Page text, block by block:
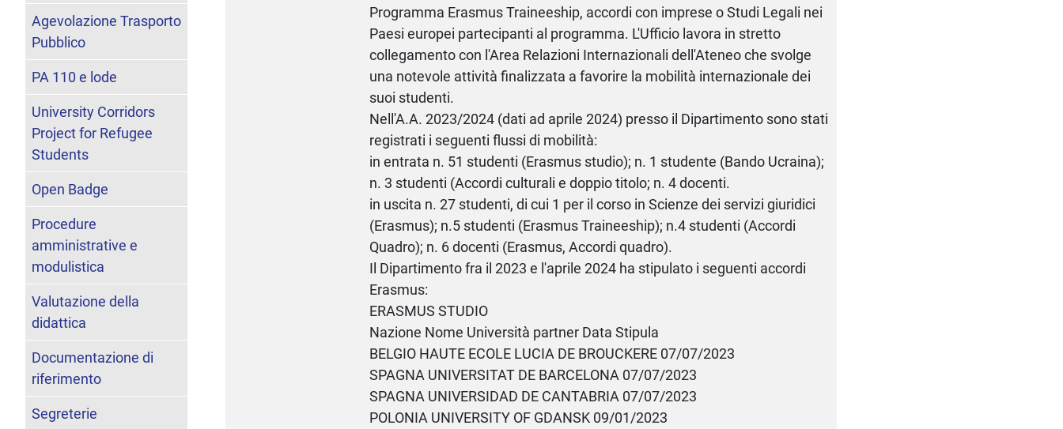
Programma Erasmus Traineeship, accordi con imprese o Studi Legali nei
Paesi europei partecipanti al programma. L'Ufficio lavora in stretto
collegamento con l'Area Relazioni Internazionali dell'Ateneo che svolge
una notevole attività finalizzata a favorire la mobilità internazionale dei
suoi studenti.
Nell'A.A. 2023/2024 (dati ad aprile 2024) presso il Dipartimento sono stati
registrati i seguenti flussi di mobilità:
in entrata n. 51 studenti (Erasmus studio); n. 1 studente (Bando Ucraina);
n. 3 studenti (Accordi culturali e doppio titolo; n. 4 docenti.
in uscita n. 27 studenti, di cui 1 per il corso in Scienze dei servizi giuridici
(Erasmus); n.5 studenti (Erasmus Traineeship); n.4 studenti (Accordi
Quadro); n. 6 docenti (Erasmus, Accordi quadro).
Il Dipartimento fra il 2023 e l'aprile 2024 ha stipulato i seguenti accordi
Erasmus:
ERASMUS STUDIO
Nazione Nome Università partner Data Stipula
BELGIO HAUTE ECOLE LUCIA DE BROUCKERE 07/07/2023
SPAGNA UNIVERSITAT DE BARCELONA 07/07/2023
SPAGNA UNIVERSIDAD DE CANTABRIA 07/07/2023
POLONIA UNIVERSITY OF GDANSK 09/01/2023
Agevolazione Trasporto
Pubblico
PA 110 e lode
University Corridors
Project for Refugee
Students
Open Badge
Procedure
amministrative e
modulistica
Valutazione della
didattica
Documentazione di
riferimento
Segreterie